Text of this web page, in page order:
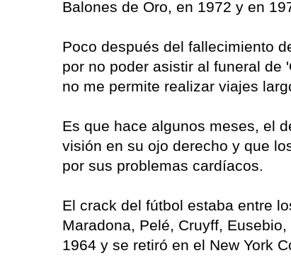
Balones de Oro, en 1972 y en
Poco después del fallecimiento
por no poder asistir al funeral de
no me permite realizar viajes
Es que hace algunos meses, el
visión en su ojo derecho y que
por sus problemas cardíacos.
El crack del fútbol estaba entre
Maradona, Pelé, Cruyff,
1964 y se retiró en el New York